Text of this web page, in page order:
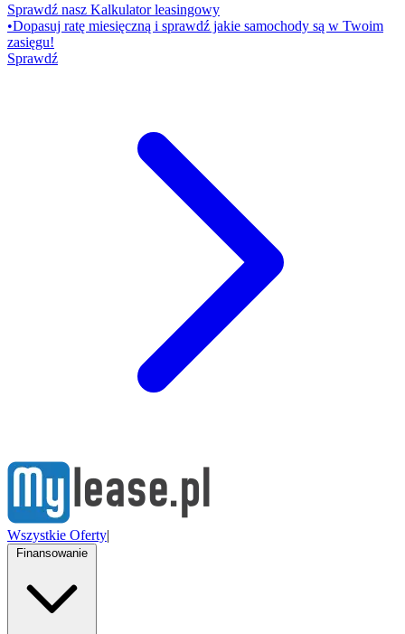
Sprawdź nasz Kalkulator leasingowy
•Dopasuj ratę miesięczną i sprawdź jakie samochody są w Twoim
zasięgu!
Sprawdź
Wszystkie Oferty|